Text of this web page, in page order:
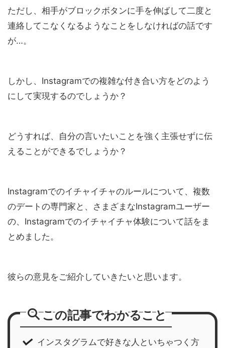
ただし、相手がブロックボタンに手を伸ばして二度と
連絡してこなくなるようなことをしなければの話です
が…。
しかし、Instagramでの複雑な付き合い方をどのよう
にして実現するのでしょうか？
どうすれば、自分の言いたいことを強く主張せずに伝
えることができるでしょうか？
Instagramでのイチャイチャのルールについて、複数
のデートの専門家と、さまざまなInstagramユーザー
の、Instagramでのイチャイチャ体験について話をま
とめました。
彼らの意見をご紹介していきたいと思います。
この記事でわかること
インスタグラムで好きな人といちゃつく方